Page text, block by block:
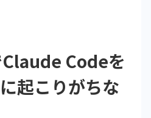
Codeを
起こりがちな